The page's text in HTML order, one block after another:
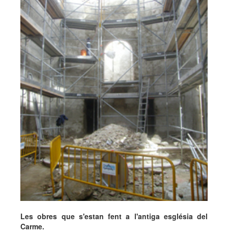
Les obres que s'estan fent a l'antiga església del
Carme.